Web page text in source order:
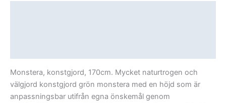
Monstera, konstgjord, 170cm. Mycket naturtrogen och
välgjord konstgjord grön monstera med en höjd som är
anpassningsbar utifrån egna önskemål genom